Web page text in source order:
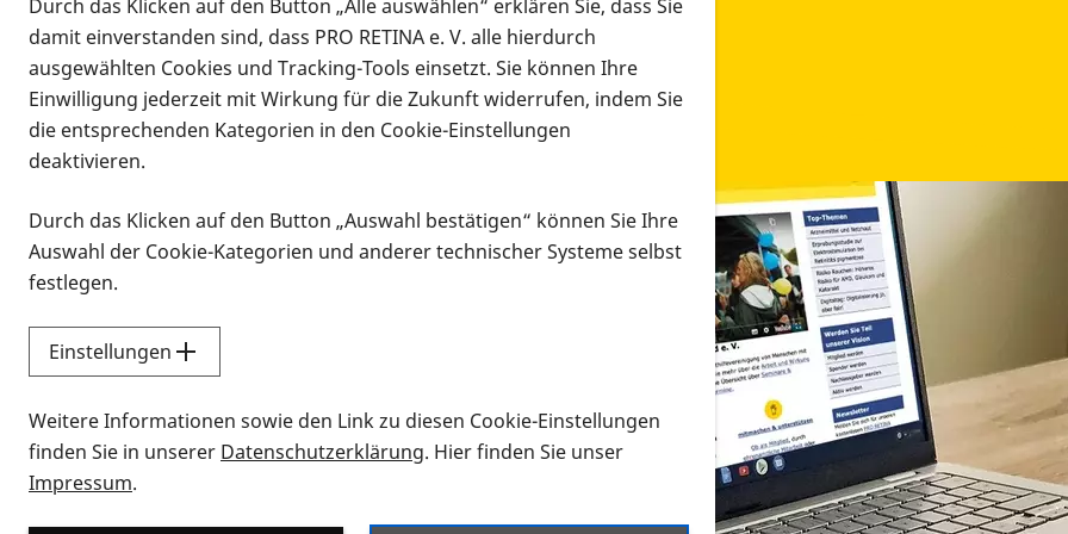
Infomaterial
Infomaterial
Vorlesen
Alle Infomaterialien in verschiedenen Formaten an
Sie möchten wissen, wie Sie nach Infonmaterial suchen und dieses bestellen bzw. herunterladen
Durch das Klicken auf den Button „Alle auswählen“ erklären Sie, dass Sie
damit einverstanden sind, dass PRO RETINA e. V. alle hierdurch
ausgewählten Cookies und Tracking-Tools einsetzt. Sie können Ihre
Einwilligung jederzeit mit Wirkung für die Zukunft widerrufen, indem Sie
die entsprechenden Kategorien in den Cookie-Einstellungen
deaktivieren.
Durch das Klicken auf den Button „Auswahl bestätigen“ können Sie Ihre
Auswahl der Cookie-Kategorien und anderer technischer Systeme selbst
festlegen.
Einstellungen
Weitere Informationen sowie den Link zu diesen Cookie-Einstellungen
finden Sie in unserer Datenschutzerklärung. Hier finden Sie unser
Impressum.